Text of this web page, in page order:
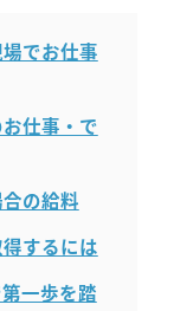
でお仕事
仕事・で
の給料
するには
一歩を踏